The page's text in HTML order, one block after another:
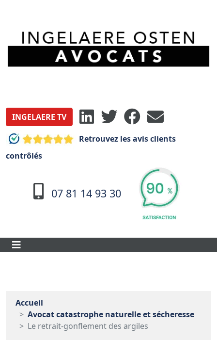
INGELAERE TV
Retrouvez les avis clients
contrôlés
07 81 14 93 30
Accueil
Avocat catastrophe naturelle et sécheresse
Le retrait-gonflement des argiles